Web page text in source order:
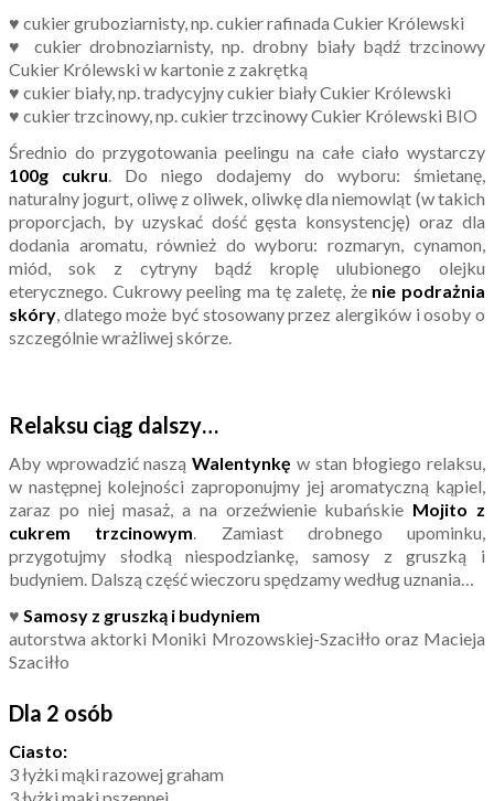
♥ cukier gruboziarnisty, np. cukier rafinada Cukier Królewski
♥ cukier drobnoziarnisty, np. drobny biały bądź trzcinowy
Cukier Królewski w kartonie z zakrętką
♥ cukier biały, np. tradycyjny cukier biały Cukier Królewski
♥ cukier trzcinowy, np. cukier trzcinowy Cukier Królewski BIO
Średnio do przygotowania peelingu na całe ciało wystarczy
100g cukru. Do niego dodajemy do wyboru: śmietanę,
naturalny jogurt, oliwę z oliwek, oliwkę dla niemowląt (w takich
proporcjach, by uzyskać dość gęsta konsystencję) oraz dla
dodania aromatu, również do wyboru: rozmaryn, cynamon,
miód, sok z cytryny bądź kroplę ulubionego olejku
eterycznego. Cukrowy peeling ma tę zaletę, żenie podrażnia
skóry, dlatego może być stosowany przez alergików i osoby o
szczególnie wrażliwej skórze.
Relaksu ciąg dalszy…
Aby wprowadzić nasząWalentynkę w stan błogiego relaksu,
w następnej kolejności zaproponujmy jej aromatyczną kąpiel,
zaraz po niej masaż, a na orzeźwienie kubańskie Mojito z
cukrem trzcinowym. Zamiast drobnego upominku,
przygotujmy słodką niespodziankę, samosy z gruszką i
budyniem. Dalszą część wieczoru spędzamy według uznania…
♥ Samosy z gruszką i budyniem
autorstwa aktorki Moniki Mrozowskiej-Szaciłło oraz Macieja
Szaciłło
Dla 2 osób
Ciasto:
3 łyżki mąki razowej graham